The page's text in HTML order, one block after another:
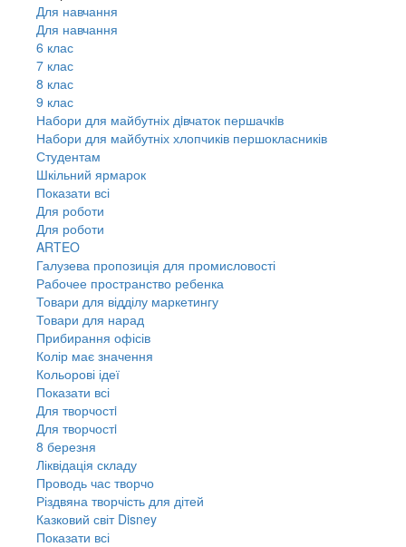
Для навчання
Для навчання
6 клас
7 клас
8 клас
9 клас
Набори для майбутніх дiвчаток першачкiв
Набори для майбутніх хлопчиків першокласників
Студентам
Шкільний ярмарок
Показати всі
Для роботи
Для роботи
ARTEO
Галузева пропозиція для промисловості
Рабочее пространство ребенка
Товари для відділу маркетингу
Товари для нарад
Прибирання офісів
Колір має значення
Кольорові ідеї
Показати всі
Для творчостi
Для творчостi
8 березня
Ліквідація складу
Проводь час творчо
Різдвяна творчість для дітей
Казковий світ Disney
Показати всі